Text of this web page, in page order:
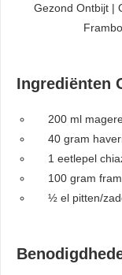
Gezond Ontbijt |
Ingrediënten
200 ml
40 gram
1 eetlepel
100 gram
½ el pitten/